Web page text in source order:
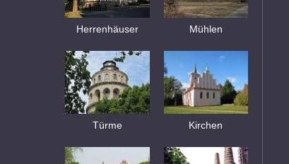
Herrenhäuser Mühlen
Türme Kirchen